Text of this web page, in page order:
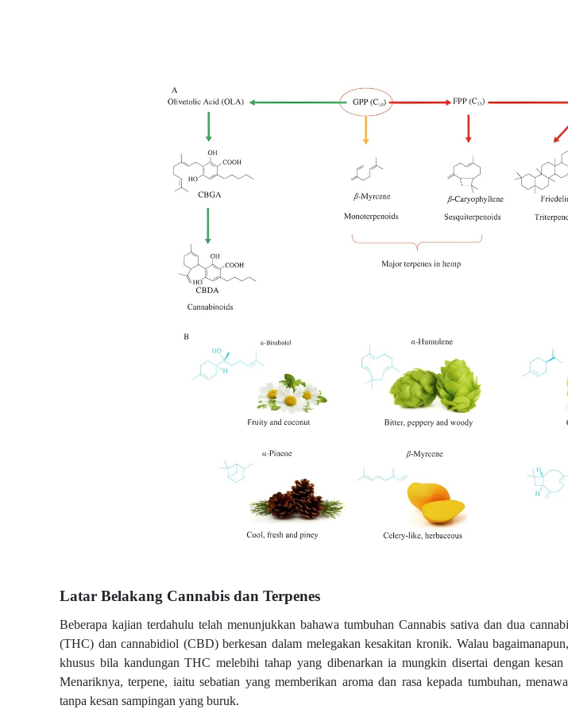
Latar Belakang Cannabis dan Terpenes
Beberapa kajian terdahulu telah menunjukkan bahawa tumbuhan Cannabis sativa dan dua
(THC) dan cannabidiol (CBD) berkesan dalam melegakan kesakitan kronik. Walau
khusus bila kandungan THC melebihi tahap yang dibenarkan ia mungkin disertai dengan
Menariknya, terpene, iaitu sebatian yang memberikan aroma dan rasa kepada tumbuhan,
tanpa kesan sampingan yang buruk.